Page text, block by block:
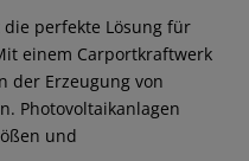
die perfekte Lösung für
einem Carportkraftwerk
der Erzeugung von
Photovoltaikanlagen
und